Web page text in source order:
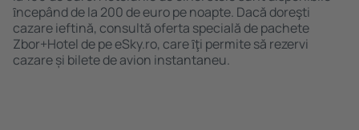
ȋncepând de la 200 de euro pe noapte. Dacă doreşti
cazare ieftină, consultă oferta specială de pachete
Zbor+Hotel de pe eSky.ro, care ȋţi permite să rezervi
cazare și bilete de avion instantaneu.